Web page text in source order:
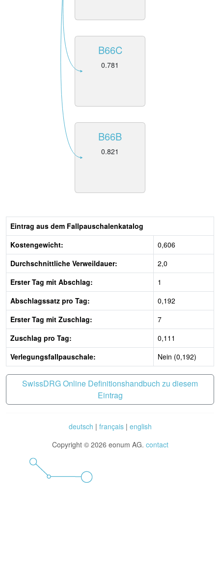
B66C
0.781
B66B
0.821
Eintrag aus dem Fallpauschalenkatalog
Kostengewicht:
0,606
Durchschnittliche Verweildauer:
2,0
Erster Tag mit Abschlag:
1
Abschlagssatz pro Tag:
0,192
Erster Tag mit Zuschlag:
7
Zuschlag pro Tag:
0,111
Verlegungsfallpauschale:
Nein (0,192)
SwissDRG Online Definitionshandbuch zu diesem
Eintrag
deutsch | français| english
Copyright © 2026 eonum AG. contact